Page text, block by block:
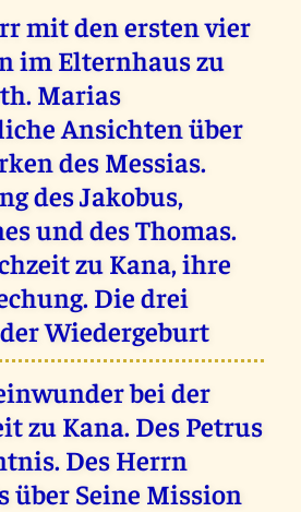
mit den ersten vier
im Elternhaus zu
Marias
Ansichten über
des Messias.
des Jakobus,
und des Thomas.
zu Kana, ihre
Die drei
Wiedergeburt
bei der
zu Kana. Des Petrus
Des Herrn
über Seine Mission